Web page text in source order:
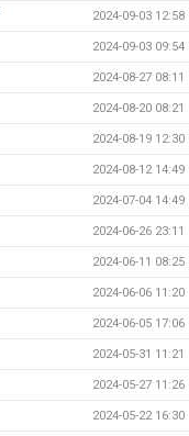
2024-09-03 12:58
2024-09-03 09:54
2024-08-27 08:11
2024-08-20 08:21
2024-08-19 12:30
2024-08-12 14:49
2024-07-04 14:49
2024-06-26 23:11
2024-06-11 08:25
2024-06-06 11:20
2024-06-05 17:06
2024-05-31 11:21
2024-05-27 11:26
2024-05-22 16:30